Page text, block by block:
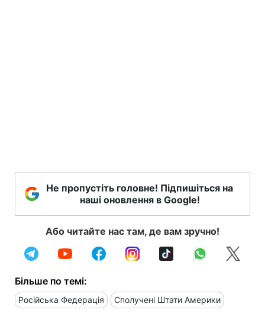
Не пропустіть головне! Підпишіться на
наші оновлення в Google!
Або читайте нас там, де вам зручно!
Більше по темі:
Російська Федерація Сполучені Штати Америки